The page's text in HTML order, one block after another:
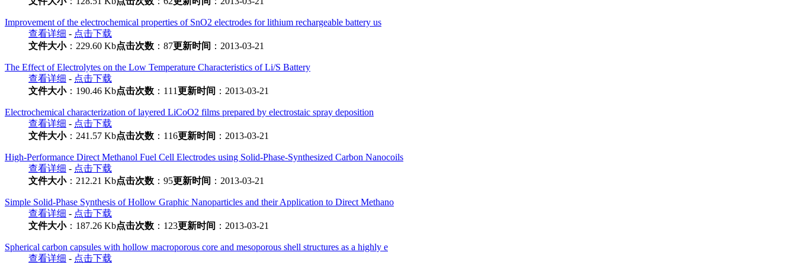
Improvement of the electrochemical properties of SnO2 electrodes for lithium rechargeable battery us
查看详细 - 点击下载
文件大小：229.60 Kb点击次数 ：87更新时间 ：2013-03-21
The Effect of Electrolytes on the Low Temperature Characteristics of Li/S Battery
查看详细 - 点击下载
文件大小：190.46 Kb点击次数 ：111更新时间 ：2013-03-21
Electrochemical characterization of layered LiCoO2 films prepared by electrostaic spray deposition
查看详细 - 点击下载
文件大小：241.57 Kb点击次数 ：116更新时间 ：2013-03-21
High-Performance Direct Methanol Fuel Cell Electrodes using Solid-Phase-Synthesized Carbon Nanocoils
查看详细 - 点击下载
文件大小：212.21 Kb点击次数 ：95更新时间 ：2013-03-21
Simple Solid-Phase Synthesis of Hollow Graphic Nanoparticles and their Application to Direct Methano
查看详细 - 点击下载
文件大小：187.26 Kb点击次数 ：123更新时间 ：2013-03-21
Spherical carbon capsules with hollow macroporous core and mesoporous shell structures as a highly e
查看详细 - 点击下载